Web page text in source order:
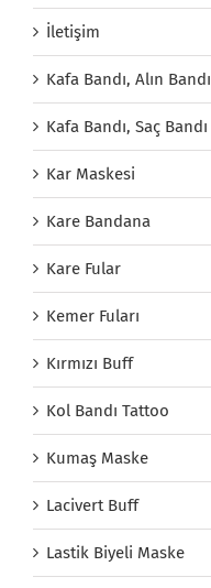
İletişim
Kafa Bandı, Alın Bandı
Kafa Bandı, Saç Bandı
Kar Maskesi
Kare Bandana
Kare Fular
Kemer Fuları
Kırmızı Buff
Kol Bandı Tattoo
Kumaş Maske
Lacivert Buff
Lastik Biyeli Maske